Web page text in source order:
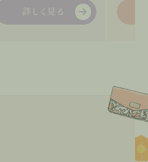
詳しく見る